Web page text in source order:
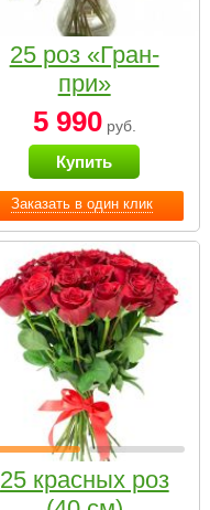
Заказать в один клик
25 роз «Гран-
при»
5 990руб.
Купить
25 красных роз